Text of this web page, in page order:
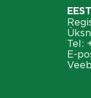
Tel:
E-